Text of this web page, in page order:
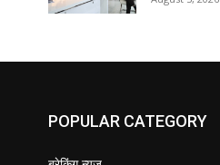
POPULAR CATEGORY